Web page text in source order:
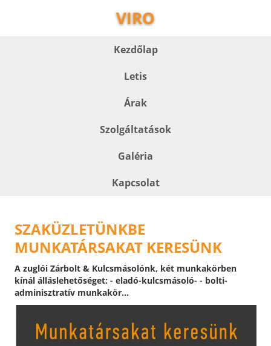
VIRO
Kezdőlap
Letis
Árak
Szolgáltatások
Galéria
Kapcsolat
SZAKÜZLETÜNKBE
MUNKATÁRSAKAT KERESÜNK
A zuglói Zárbolt & Kulcsmásolónk, két munkakörben
kínál álláslehetőséget: - eladó-kulcsmásoló- - bolti-
adminisztratív munkakör...